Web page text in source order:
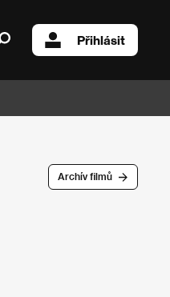
Přihlásit
Archív filmů